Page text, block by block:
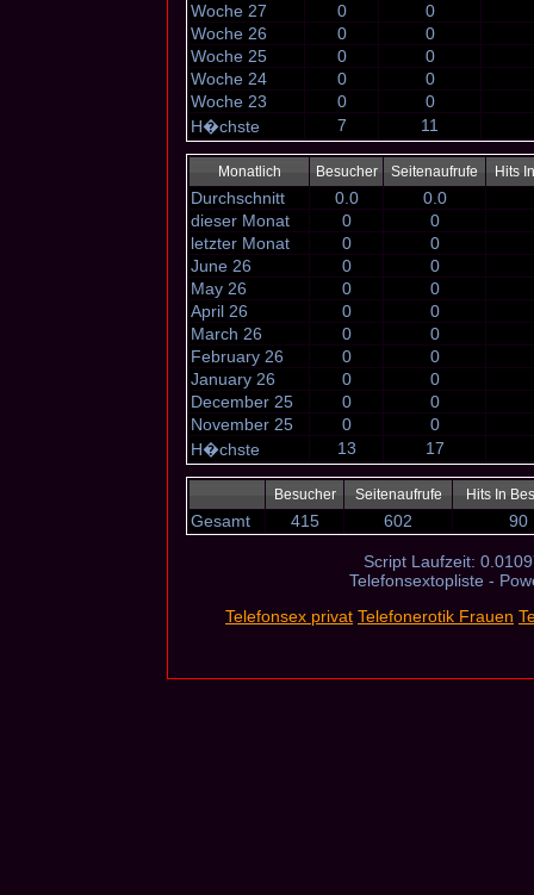
Woche 27
0
0
Woche 26
0
0
Woche 25
0
0
Woche 24
0
0
Woche 23
0
0
H�chste
7 11
Monatlich Besucher Seitenaufrufe Hits
Durchschnitt 0.0
0.0
dieser Monat
0
0
letzter Monat
0
0
June 26
0
0
May 26
0
0
April 26
0
0
March 26
0
0
February 26
0
0
January 26
0
0
December 25
0
0
November 25
0
0
H�chste
13 17
Besucher Seitenaufrufe Hits In
Gesamt 415 602 90
Script Laufzeit:
Telefonsextopliste -
Telefonsex privat Telefonerotik Frauen